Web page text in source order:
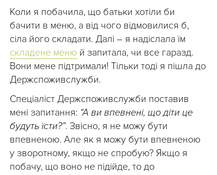
Коли я побачила, що батьки хотіли би
бачити в меню, а від чого відмовилися б,
сіла його складати. Далі – я надіслала їм
складене меню й запитала, чи все гаразд.
Вони мене підтримали! Тільки тоді я пішла до
Держспоживслужби.
Спеціаліст Держспоживслужби поставив
мені запитання: “А ви впевнені, що діти це
будуть їсти?”. Звісно, я не можу бути
впевненою. Але як я можу бути впевненою
у зворотному, якщо не спробую? Якщо я
побачу, що воно не підійде, то до